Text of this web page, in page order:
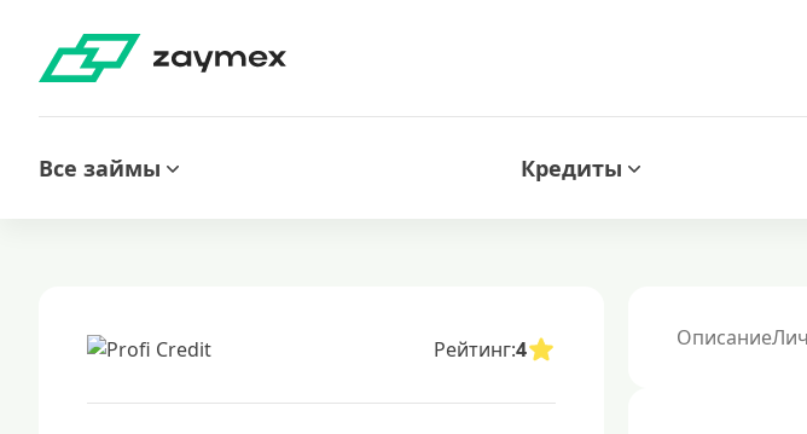
Все займы Кредиты
Рейтинг:4 Описание